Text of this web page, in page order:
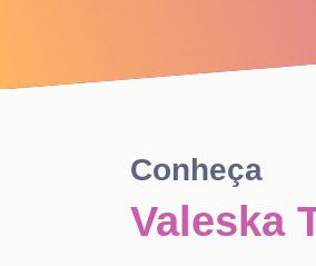
Conheça
Valeska